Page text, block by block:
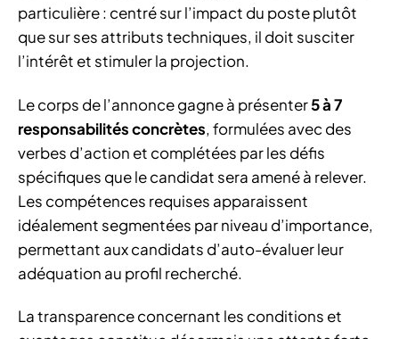
particulière : centré sur l’impact du poste plutôt
que sur ses attributs techniques, il doit susciter
l’intérêt et stimuler la projection.
Le corps de l’annonce gagne à présenter5 à 7
responsabilités concrètes, formulées avec des
verbes d’action et complétées par les défis
spécifiques que le candidat sera amené à relever.
Les compétences requises apparaissent
idéalement segmentées par niveau d’importance,
permettant aux candidats d’auto-évaluer leur
adéquation au profil recherché.
La transparence concernant les conditions et